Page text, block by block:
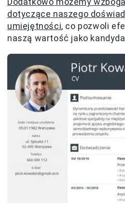
dotyczące naszego
umiejętności, co pozwoli
naszą wartość jako